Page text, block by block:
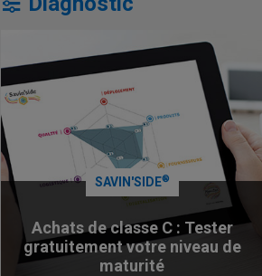
SAVIN'SIDE®
Achats de classe C : Tester
gratuitement votre niveau de
maturité